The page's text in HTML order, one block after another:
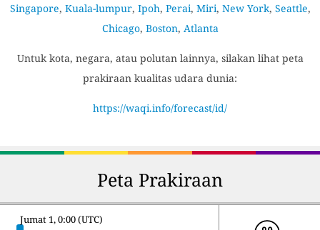
Singapore, Kuala-lumpur, Ipoh, Perai, Miri, New York, Seattle,
Chicago, Boston, Atlanta
Untuk kota, negara, atau polutan lainnya, silakan lihat peta
prakiraan kualitas udara dunia:
https://waqi.info/forecast/id/
Peta Prakiraan
Jumat 1, 0:00 (UTC)